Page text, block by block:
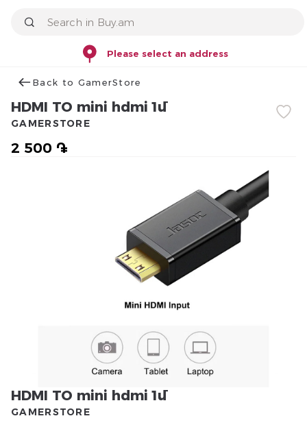
Please select an address
Back to GamerStore
HDMI TO mini hdmi 1մ
2 500 ֏
GAMERSTORE
HDMI TO mini hdmi 1մ
GAMERSTORE